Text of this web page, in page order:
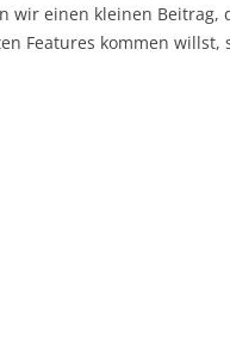
wir einen kleinen
Features kommen